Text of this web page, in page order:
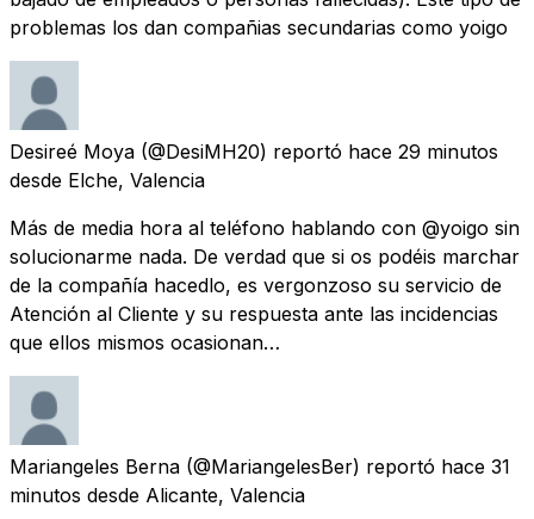
problemas los dan compañias secundarias como yoigo
Desireé Moya (@DesiMH20) reportó hace 29 minutos
desde Elche, Valencia
Más de media hora al teléfono hablando con @yoigo sin
solucionarme nada. De verdad que si os podéis marchar
de la compañía hacedlo, es vergonzoso su servicio de
Atención al Cliente y su respuesta ante las incidencias
que ellos mismos ocasionan…
Mariangeles Berna (@MariangelesBer) reportó hace 31
minutos desde Alicante, Valencia